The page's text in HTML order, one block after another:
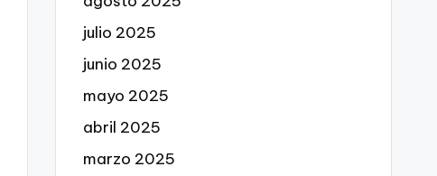
julio 2025
junio 2025
mayo 2025
abril 2025
marzo 2025